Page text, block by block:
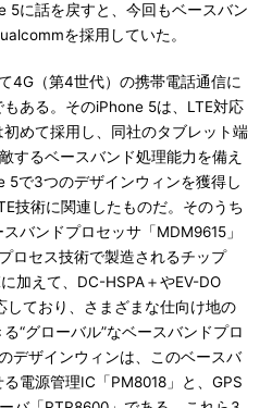
5に話を戻すと、今回もベースバン
を採用していた。
4G（第4世代）の携帯電話通信に
ある。そのiPhone 5は、LTE対応
めて採用し、同社のタブレット端
するベースバンド処理能力を備え
5で3つのデザインウィンを獲得し
技術に関連したものだ。そのうち
バンドプロセッサ「MDM9615」
ロセス技術で製造されるチップ
加えて、DC-HSPA＋やEV-DO
ており、さまざまな仕向け地の
“グローバル”なベースバンドプロ
デザインウィンは、このベースバ
電源管理IC「PM8018」と、GPS